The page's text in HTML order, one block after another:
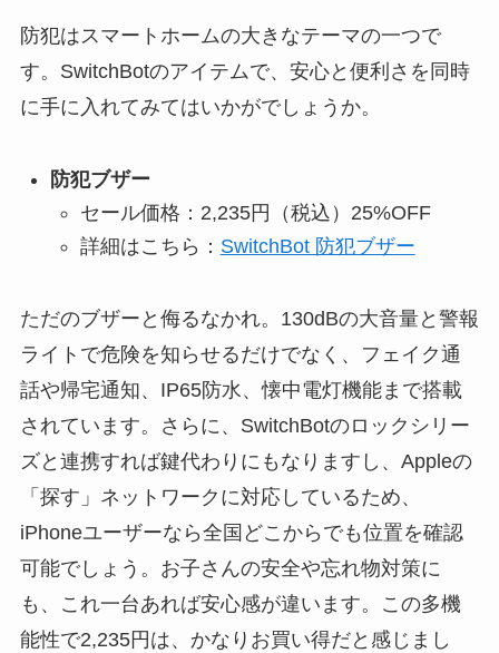
防犯はスマートホームの大きなテーマの一つで
す。SwitchBotのアイテムで、安心と便利さを同時
に手に入れてみてはいかがでしょうか。
防犯ブザー
セール価格：2,235円（税込）25%OFF
詳細はこちら： SwitchBot 防犯ブザー
ただのブザーと侮るなかれ。130dBの大音量と警報
ライトで危険を知らせるだけでなく、フェイク通
話や帰宅通知、IP65防水、懐中電灯機能まで搭載
されています。さらに、SwitchBotのロックシリー
ズと連携すれば鍵代わりにもなりますし、Appleの
「探す」ネットワークに対応しているため、
iPhoneユーザーなら全国どこからでも位置を確認
可能でしょう。お子さんの安全や忘れ物対策に
も、これ一台あれば安心感が違います。この多機
能性で2,235円は、かなりお買い得だと感じまし